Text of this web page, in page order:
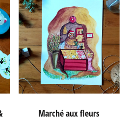
Marché aux fleurs